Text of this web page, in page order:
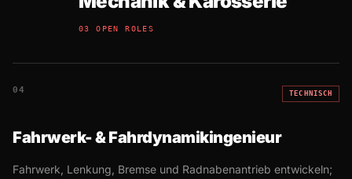
03 OPEN ROLES
04 TECHNISCH
Fahrwerk- & Fahrdynamikingenieur
Fahrwerk, Lenkung, Bremse und Radnabenantrieb entwickeln;